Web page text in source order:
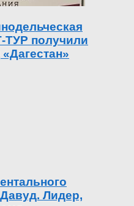
ТУР получили
Лидер,